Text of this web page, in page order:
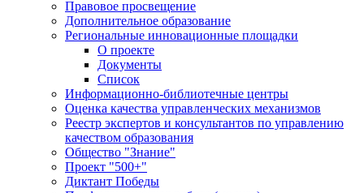
Правовое просвещение
Дополнительное образование
Региональные инновационные площадки
О проекте
Документы
Список
Информационно-библиотечные центры
Оценка качества управленческих механизмов
Реестр экспертов и консультантов по управлению
качеством образования
Общество "Знание"
Проект "500+"
Диктант Победы